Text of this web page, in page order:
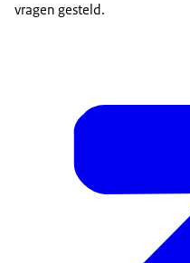
vragen gesteld.